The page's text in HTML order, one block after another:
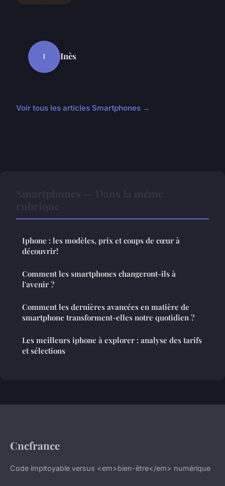
I Inès
Voir tous les articles Smartphones →
Iphone : les modèles, prix et coups de cœur à
découvrir!
Comment les smartphones changeront-ils à
l'avenir ?
Comment les dernières avancées en matière de
smartphone transforment-elles notre quotidien ?
Les meilleurs iphone à explorer : analyse des tarifs
et sélections
Cncfrance
Code impitoyable versus <em>bien-être</em> numérique